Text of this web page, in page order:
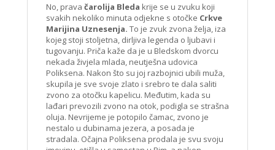
No, prava čarolija Bleda krije se u zvuku koji
svakih nekoliko minuta odjekne s otočke Crkve
Marijina Uznesenja. To je zvuk zvona želja, iza
kojeg stoji stoljetna, dirljiva legenda o ljubavi i
tugovanju. Priča kaže da je u Bledskom dvorcu
nekada živjela mlada, neutješna udovica
Poliksena. Nakon što su joj razbojnici ubili muža,
skupila je sve svoje zlato i srebro te dala saliti
zvono za otočku kapelicu. Međutim, kada su
lađari prevozili zvono na otok, podigla se strašna
oluja. Nevrijeme je potopilo čamac, zvono je
nestalo u dubinama jezera, a posada je
stradala. Očajna Poliksena prodala je svu svoju